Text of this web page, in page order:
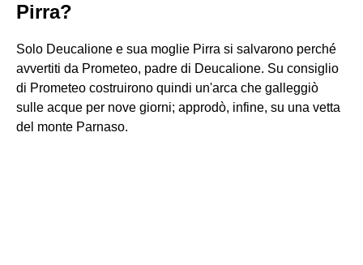
Pirra?
Solo Deucalione e sua moglie Pirra si salvarono perché
avvertiti da Prometeo, padre di Deucalione. Su consiglio
di Prometeo costruirono quindi un'arca che galleggiò
sulle acque per nove giorni; approdò, infine, su una vetta
del monte Parnaso.